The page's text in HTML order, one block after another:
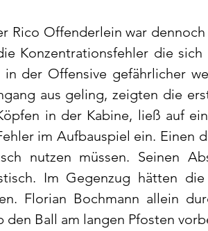
Rico Offenderlein war
Konzentrationsfehler die
in der Offensive gefährlicher
aus geling, zeigten die
in der Kabine, ließ auf
im Aufbauspiel ein. Einen
nutzen müssen. Seinen
Im Gegenzug hätten
Florian Bochmann allein
den Ball am langen Pfosten